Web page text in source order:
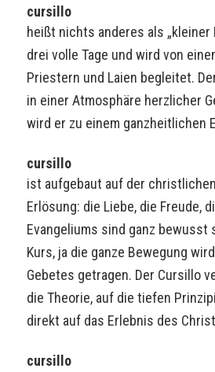
cursillo
heißt nichts anderes als „kleiner
drei volle Tage und wird von
Priestern und Laien begleitet.
in einer Atmosphäre herzlicher
wird er zu einem ganzheitlichen
cursillo
ist aufgebaut auf der
Erlösung: die Liebe, die Freude,
Evangeliums sind ganz bewusst
Kurs, ja die ganze Bewegung
Gebetes getragen. Der Cursillo
die Theorie, auf die tiefen
direkt auf das Erlebnis des
cursillo